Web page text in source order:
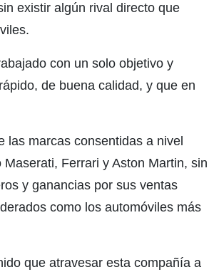
existir algún rival directo que
con un solo objetivo y
de buena calidad, y que en
las marcas consentidas a nivel
Ferrari y Aston Martin, sin
y ganancias por sus ventas
como los automóviles más
que atravesar esta compañía a